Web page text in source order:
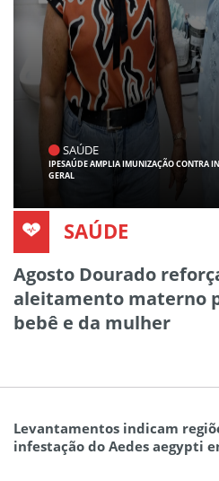
SAÚDE
IPESAÚDE AMPLIA IMUNIZAÇÃO CONTRA
GERAL
SAÚDE
Agosto Dourado
aleitamento materno
bebê e da mulher
Levantamentos indicam
infestação do Aedes aegypti